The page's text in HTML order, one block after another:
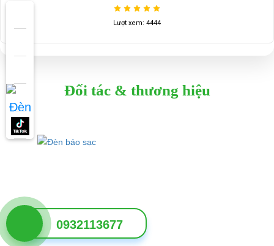
Lượt xem: 4444
Đối tác & thương hiệu
0932113677